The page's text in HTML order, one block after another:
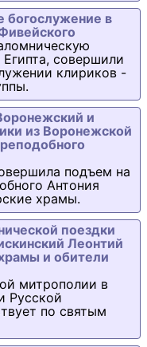
богослужение в
совершили
клириков -
и
из Воронежской
подъем на
Антония
храмы.
поездки
Леонтий
и обители
митрополии в
Русской
по святым